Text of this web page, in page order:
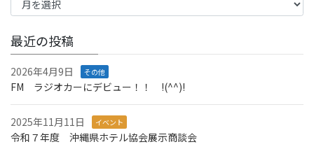
イ
ブ
最近の投稿
2026年4月9日 その他
FM ラジオカーにデビュー！！ !(^^)!
2025年11月11日 イベント
令和７年度 沖縄県ホテル協会展示商談会